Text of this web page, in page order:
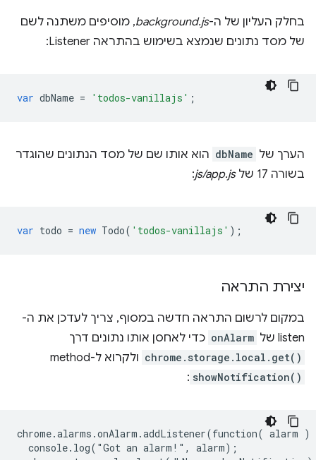
בחלק העליון של ה-background.js, מוסיפים משתנה לשם
של מסד נתונים שנמצא בשימוש בהתראה Listener:
var dbName = 'todos-vanillajs' ;
הערך של dbName הוא אותו שם של מסד הנתונים שהוגדר
בשורה 17 של
js/app.js
:
var todo = new Todo( 'todos-vanillajs' );
יצירת התראה
במקום לרשום התראה חדשה במסוף, צריך לעדכן את ה-
listen של
onAlarm כדי לאחסן אותו נתונים דרך
chrome.storage.local.get() ולקרוא ל-method
showNotification()
:
chrome.alarms.onAlarm.addListener(function( alarm
  console.log("Got an alarm!", alarm);